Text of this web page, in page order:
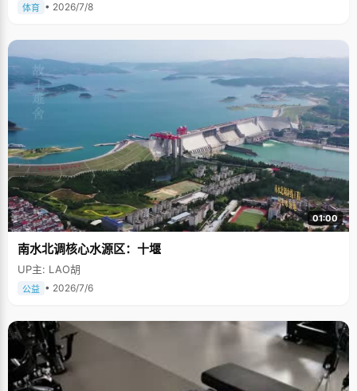
体育 • 2026/7/8
01:00
南水北调核心水源区：十堰
UP主: LAO胡
公益 • 2026/7/6